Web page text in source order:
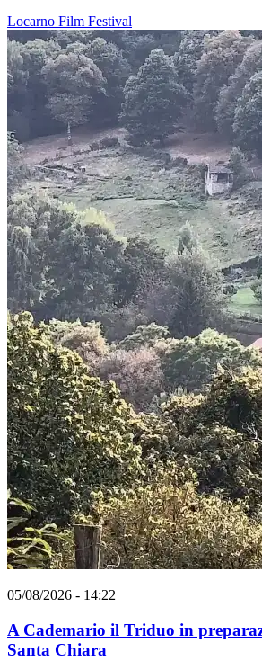
Locarno Film Festival
05/08/2026 - 14:22
A Cademario il Triduo in
Santa Chiara